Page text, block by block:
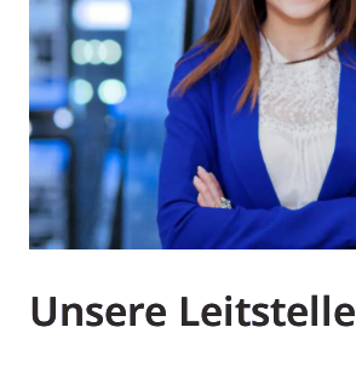
Unsere Leitstelle